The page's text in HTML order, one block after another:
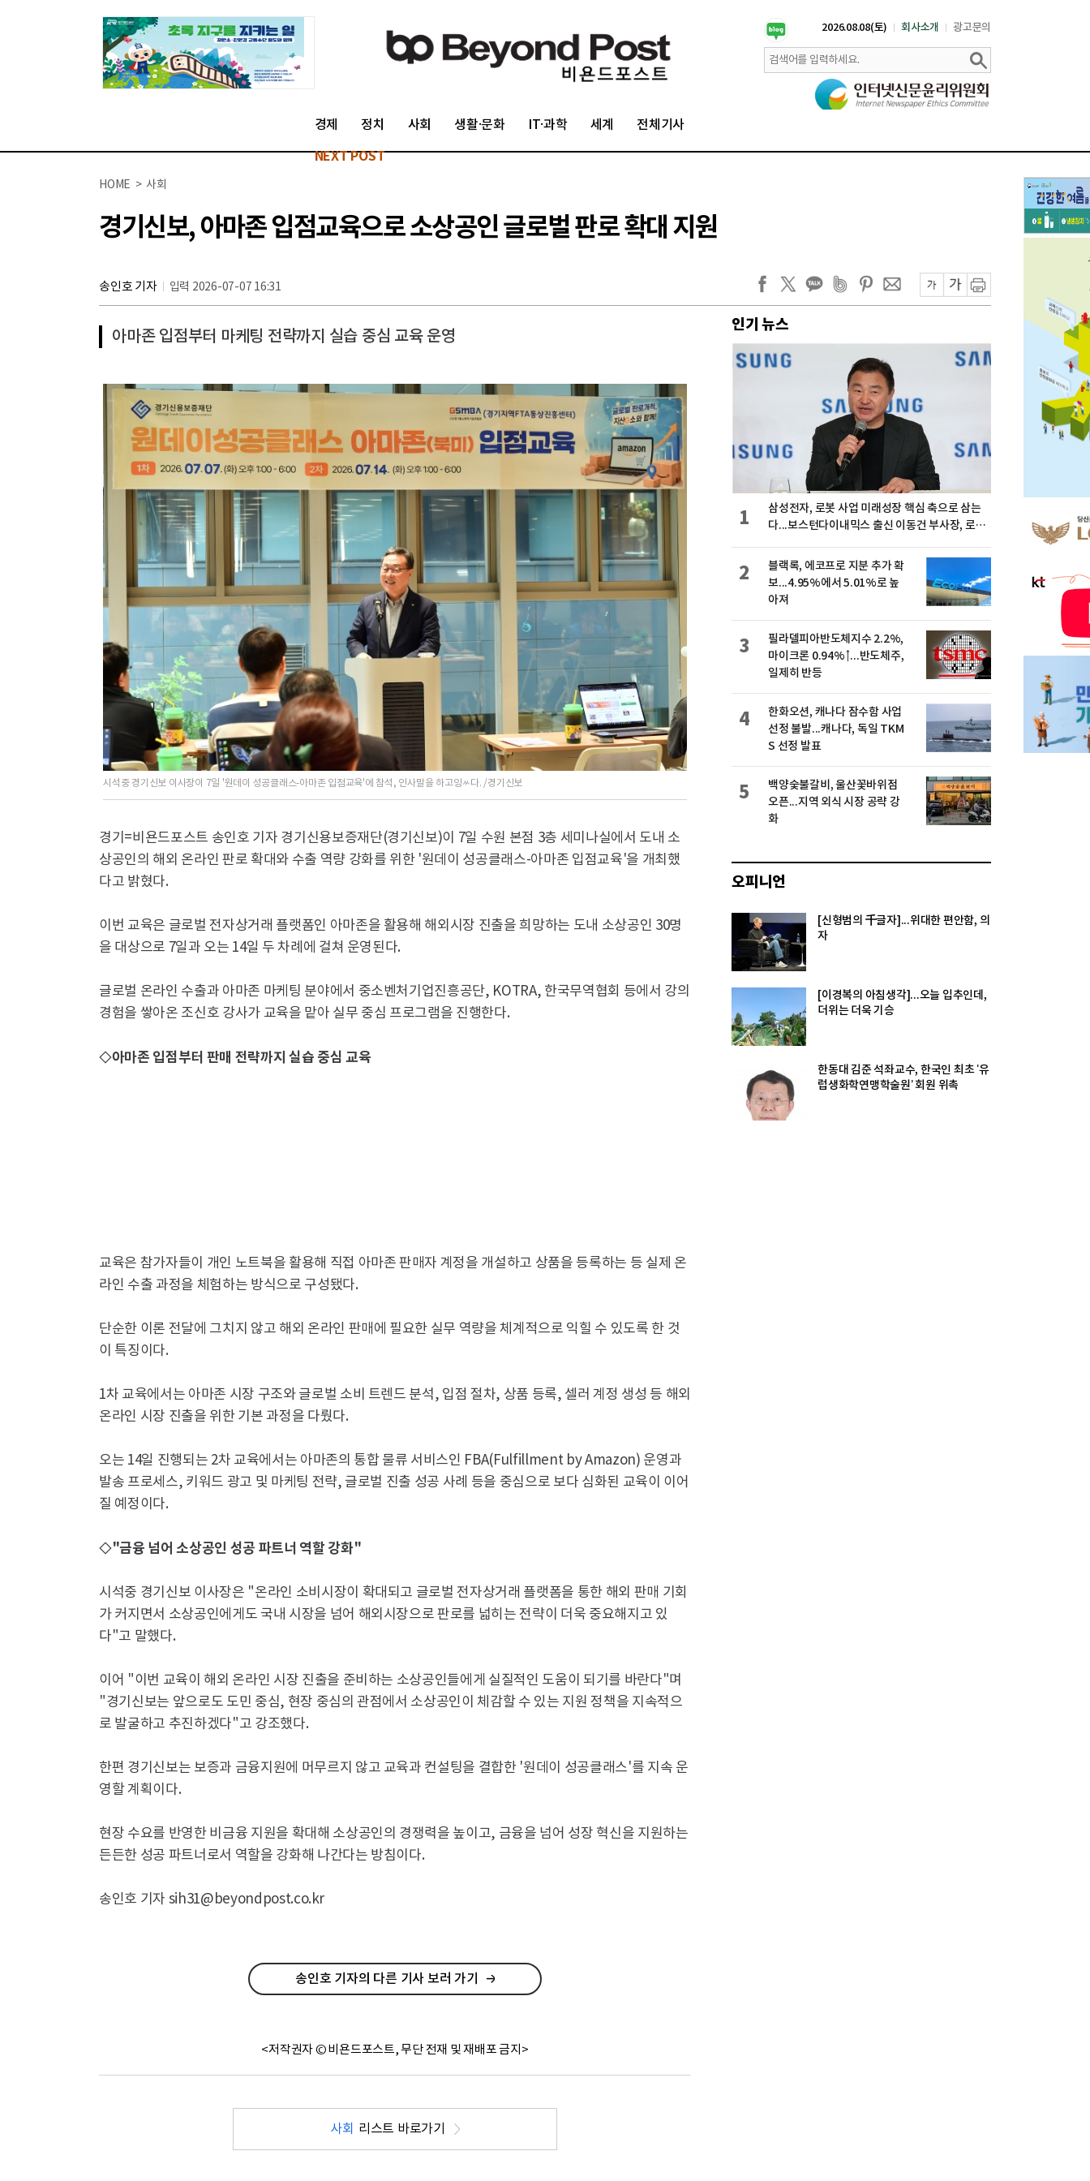
2026.08.08(토) 회사소개 광고문의
경제 정치 사회 생활·문화 IT·과학 세계 전체기사
NEXT POST
HOME > 사회
경기신보, 아마존 입점교육으로 소상공인 글로벌 판로 확대 지원
송인호 기자 입력 2026-07-07 16:31
아마존 입점부터 마케팅 전략까지 실습 중심 교육 운영
시석중 경기신보 이사장이 7일 '원데이 성공클래스-아마존 입점교육'에 참석, 인사말을 하고잉ㅆ다. /경기신보
경기=비욘드포스트 송인호 기자 경기신용보증재단(경기신보)이 7일 수원 본점 3층 세미나실에서 도내 소
상공인의 해외 온라인 판로 확대와 수출 역량 강화를 위한 '원데이 성공클래스-아마존 입점교육'을 개최했
다고 밝혔다.
이번 교육은 글로벌 전자상거래 플랫폼인 아마존을 활용해 해외시장 진출을 희망하는 도내 소상공인 30명
을 대상으로 7일과 오는 14일 두 차례에 걸쳐 운영된다.
글로벌 온라인 수출과 아마존 마케팅 분야에서 중소벤처기업진흥공단, KOTRA, 한국무역협회 등에서 강의
경험을 쌓아온 조신호 강사가 교육을 맡아 실무 중심 프로그램을 진행한다.
◇아마존 입점부터 판매 전략까지 실습 중심 교육
교육은 참가자들이 개인 노트북을 활용해 직접 아마존 판매자 계정을 개설하고 상품을 등록하는 등 실제 온
라인 수출 과정을 체험하는 방식으로 구성됐다.
단순한 이론 전달에 그치지 않고 해외 온라인 판매에 필요한 실무 역량을 체계적으로 익힐 수 있도록 한 것
이 특징이다.
1차 교육에서는 아마존 시장 구조와 글로벌 소비 트렌드 분석, 입점 절차, 상품 등록, 셀러 계정 생성 등 해외
온라인 시장 진출을 위한 기본 과정을 다뤘다.
오는 14일 진행되는 2차 교육에서는 아마존의 통합 물류 서비스인 FBA(Fulfillment by Amazon) 운영과
발송 프로세스, 키워드 광고 및 마케팅 전략, 글로벌 진출 성공 사례 등을 중심으로 보다 심화된 교육이 이어
질 예정이다.
◇"금융 넘어 소상공인 성공 파트너 역할 강화"
시석중 경기신보 이사장은 "온라인 소비시장이 확대되고 글로벌 전자상거래 플랫폼을 통한 해외 판매 기회
가 커지면서 소상공인에게도 국내 시장을 넘어 해외시장으로 판로를 넓히는 전략이 더욱 중요해지고 있
다"고 말했다.
이어 "이번 교육이 해외 온라인 시장 진출을 준비하는 소상공인들에게 실질적인 도움이 되기를 바란다"며
"경기신보는 앞으로도 도민 중심, 현장 중심의 관점에서 소상공인이 체감할 수 있는 지원 정책을 지속적으
로 발굴하고 추진하겠다"고 강조했다.
한편 경기신보는 보증과 금융지원에 머무르지 않고 교육과 컨설팅을 결합한 '원데이 성공클래스'를 지속 운
영할 계획이다.
현장 수요를 반영한 비금융 지원을 확대해 소상공인의 경쟁력을 높이고, 금융을 넘어 성장 혁신을 지원하는
든든한 성공 파트너로서 역할을 강화해 나간다는 방침이다.
송인호 기자 sih31@beyondpost.co.kr
송인호 기자의 다른 기사 보러 가기
<저작권자 © 비욘드포스트, 무단 전재 및 재배포 금지>
사회 리스트 바로가기
인기 뉴스
삼성전자, 로봇 사업 미래성장 핵심 축으로 삼는
다...보스턴다이내믹스 출신 이동건 부사장, 로보
1
블랙록, 에코프로 지분 추가 확
보...4.95%에서 5.01%로 높
아져
2
필라델피아반도체지수 2.2%,
마이크론 0.94%↑...반도체주,
일제히 반등
3
한화오션, 캐나다 잠수함 사업
선정 불발...캐나다, 독일 TKM
S 선정 발표
4
백양숯불갈비, 울산꽃바위점
오픈...지역 외식 시장 공략 강
화
5
오피니언
[신형범의 千글자]...위대한 편안함, 의
자
[이경복의 아침생각]...오늘 입추인데,
더위는 더욱 기승
한동대 김준 석좌교수, 한국인 최초 ‘유
럽생화학연맹학술원’ 회원 위촉